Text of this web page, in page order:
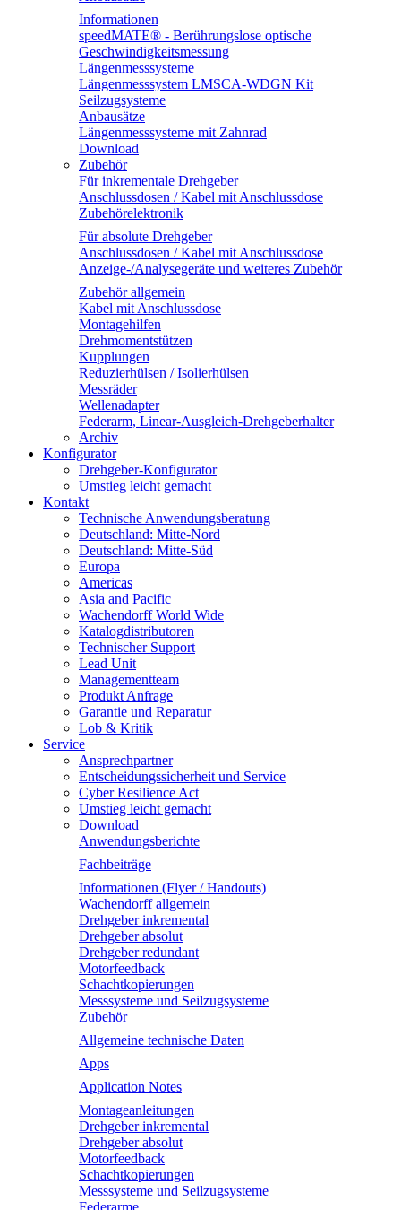
Informationen
speedMATE® - Berührungslose optische
Geschwindigkeitsmessung
Längenmesssysteme
Längenmesssystem LMSCA-WDGN Kit
Seilzugsysteme
Anbausätze
Längenmesssysteme mit Zahnrad
Download
Zubehör
Für inkrementale Drehgeber
Anschlussdosen / Kabel mit Anschlussdose
Zubehörelektronik
Für absolute Drehgeber
Anschlussdosen / Kabel mit Anschlussdose
Anzeige-/Analysegeräte und weiteres Zubehör
Zubehör allgemein
Kabel mit Anschlussdose
Montagehilfen
Drehmomentstützen
Kupplungen
Reduzierhülsen / Isolierhülsen
Messräder
Wellenadapter
Federarm, Linear-Ausgleich-Drehgeberhalter
Archiv
Konfigurator
Drehgeber-Konfigurator
Umstieg leicht gemacht
Kontakt
Technische Anwendungsberatung
Deutschland: Mitte-Nord
Deutschland: Mitte-Süd
Europa
Americas
Asia and Pacific
Wachendorff World Wide
Katalogdistributoren
Technischer Support
Lead Unit
Managementteam
Produkt Anfrage
Garantie und Reparatur
Lob & Kritik
Service
Ansprechpartner
Entscheidungssicherheit und Service
Cyber Resilience Act
Umstieg leicht gemacht
Download
Anwendungsberichte
Fachbeiträge
Informationen (Flyer / Handouts)
Wachendorff allgemein
Drehgeber inkremental
Drehgeber absolut
Drehgeber redundant
Motorfeedback
Schachtkopierungen
Messsysteme und Seilzugsysteme
Zubehör
Allgemeine technische Daten
Apps
Application Notes
Montageanleitungen
Drehgeber inkremental
Drehgeber absolut
Motorfeedback
Schachtkopierungen
Messsysteme und Seilzugsysteme
Federarme